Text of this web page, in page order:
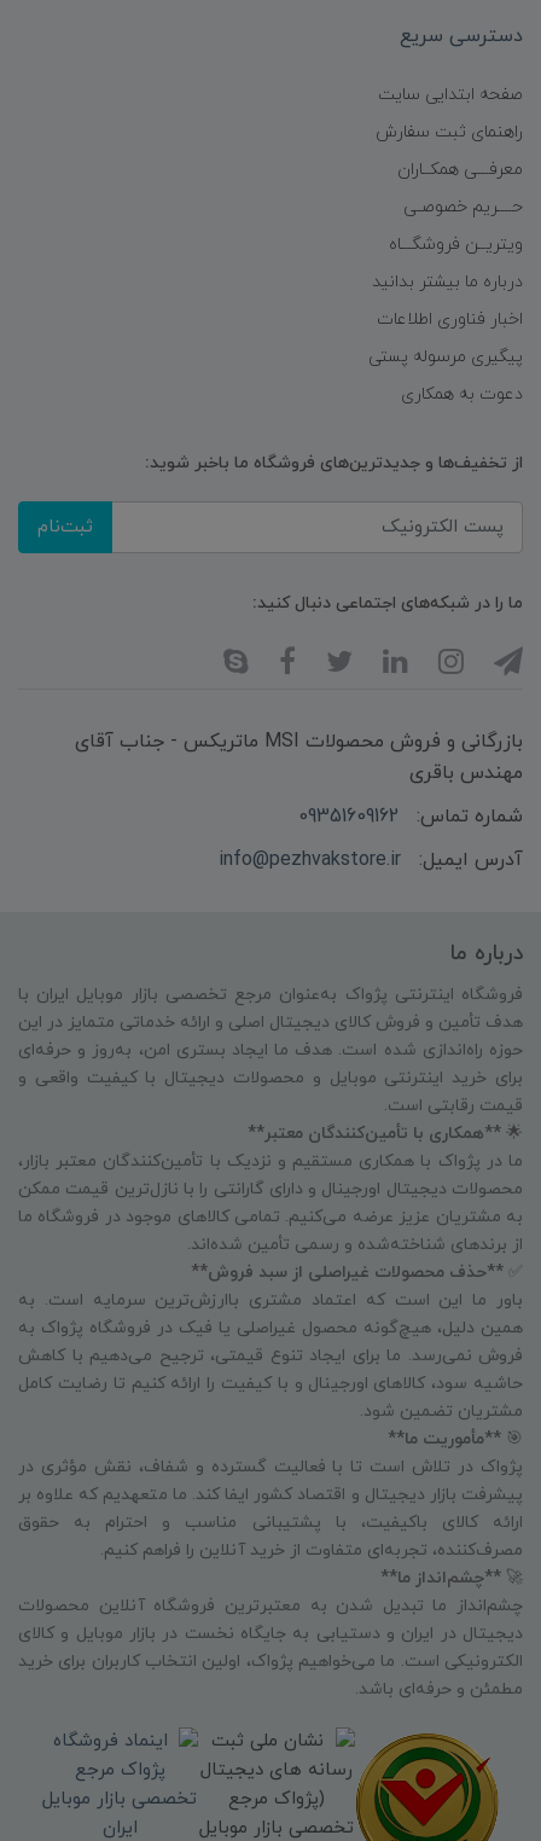
دسترسی سریع
صفحه ابتدایی سایت
راهنمای ثبت سفارش
معرفـــی همکــاران
حــــریم خصوصـی
ویتریــن فروشگـــاه
درباره ما بیشتر بدانید
اخبار فناوری اطلاعات
پیگیری مرسوله پستی
دعوت به همکاری
از تخفیف‌ها و جدیدترین‌های فروشگاه ما باخبر شوید:
ثبت‌نام
ما را در شبکه‌های اجتماعی دنبال کنید:
بازرگانی و فروش محصولات MSI ماتریکس - جناب آقای
مهندس باقری
شماره تماس:
09351609162
آدرس ایمیل:
info@pezhvakstore.ir
درباره ما
فروشگاه اینترنتی پژواک به‌عنوان مرجع تخصصی بازار موبایل ایران با
هدف تأمین و فروش کالای دیجیتال اصلی و ارائه خدماتی متمایز در این
حوزه راه‌اندازی شده است. هدف ما ایجاد بستری امن، به‌روز و حرفه‌ای
برای خرید اینترنتی موبایل و محصولات دیجیتال با کیفیت واقعی و
قیمت رقابتی است.
🌟 **همکاری با تأمین‌کنندگان معتبر**
ما در پژواک با همکاری مستقیم و نزدیک با تأمین‌کنندگان معتبر بازار،
محصولات دیجیتال اورجینال و دارای گارانتی را با نازل‌ترین قیمت ممکن
به مشتریان عزیز عرضه می‌کنیم. تمامی کالاهای موجود در فروشگاه ما
از برندهای شناخته‌شده و رسمی تأمین شده‌اند.
✅ **حذف محصولات غیراصلی از سبد فروش**
باور ما این است که اعتماد مشتری باارزش‌ترین سرمایه است. به
همین دلیل، هیچ‌گونه محصول غیراصلی یا فیک در فروشگاه پژواک به
فروش نمی‌رسد. ما برای ایجاد تنوع قیمتی، ترجیح می‌دهیم با کاهش
حاشیه سود، کالاهای اورجینال و با کیفیت را ارائه کنیم تا رضایت کامل
مشتریان تضمین شود.
🎯 **مأموریت ما**
پژواک در تلاش است تا با فعالیت گسترده و شفاف، نقش مؤثری در
پیشرفت بازار دیجیتال و اقتصاد کشور ایفا کند. ما متعهدیم که علاوه بر
ارائه کالای باکیفیت، با پشتیبانی مناسب و احترام به حقوق
مصرف‌کننده، تجربه‌ای متفاوت از خرید آنلاین را فراهم کنیم.
🚀 **چشم‌انداز ما**
چشم‌انداز ما تبدیل شدن به معتبرترین فروشگاه آنلاین محصولات
دیجیتال در ایران و دستیابی به جایگاه نخست در بازار موبایل و کالای
الکترونیکی است. ما می‌خواهیم پژواک، اولین انتخاب کاربران برای خرید
مطمئن و حرفه‌ای باشد.